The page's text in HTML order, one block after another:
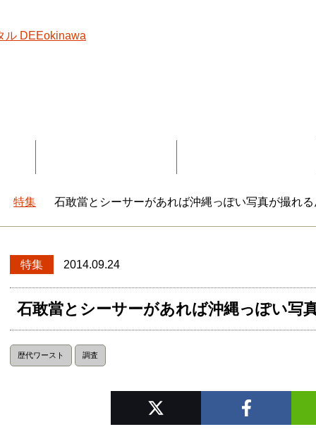
DEEokinawaトップ
特集 石敢當とシーサーがあれば沖縄っぽい写真が撮れ
特集 2014.09.24
石敢當とシーサーがあれば沖縄っぽい写
歴代ワースト 調査